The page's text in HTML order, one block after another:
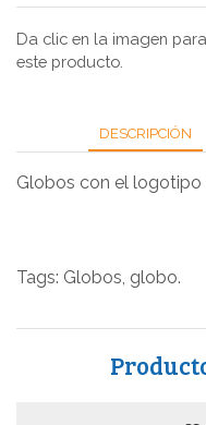
Da clic en la imagen
este producto.
DESCRIPCIÓN
Globos con el logotipo
Tags: Globos, globo.